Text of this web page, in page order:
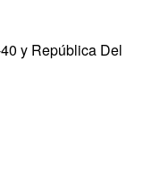
y República Del